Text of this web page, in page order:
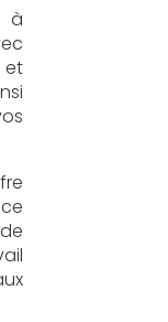
à
et